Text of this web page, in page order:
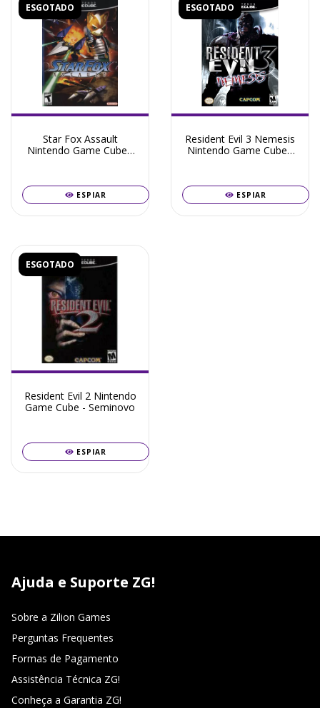
ESGOTADO
Star Fox Assault
Nintendo Game Cube -
ESPIAR
ESGOTADO
Resident Evil 3 Nemesis
Nintendo Game Cube -
ESPIAR
ESGOTADO
Resident Evil 2 Nintendo
Game Cube - Seminovo
ESPIAR
Ajuda e Suporte ZG!
Sobre a Zilion Games
Perguntas Frequentes
Formas de Pagamento
Assistência Técnica ZG!
Conheça a Garantia ZG!